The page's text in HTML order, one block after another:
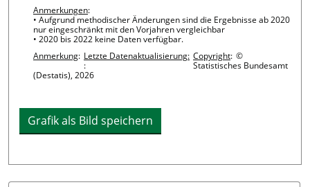
Anmerkungen:
• Aufgrund methodischer Änderungen sind die Ergebnisse ab 2020
nur eingeschränkt mit den Vorjahren vergleichbar
• 2020 bis 2022 keine Daten verfügbar.
Anmerkung: Letzte Datenaktualisierung:
:
Copyright: ©
Statistisches Bundesamt
(Destatis), 2026
Grafik als Bild speichern